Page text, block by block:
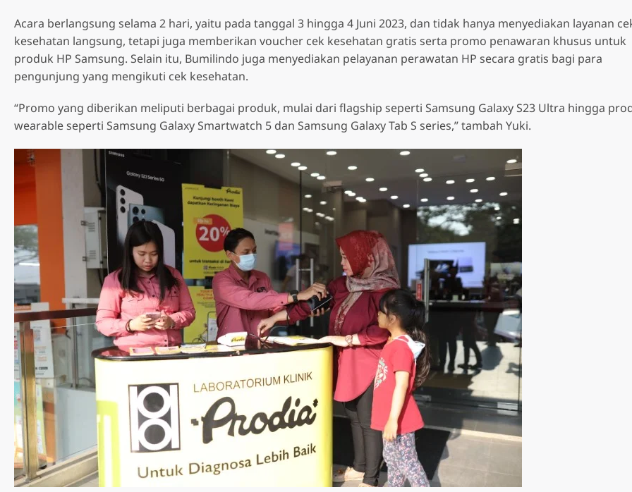
Samsung Galaxy S25 FE
Acara berlangsung selama 2 hari, yaitu pada tanggal 3 hingga 4 Juni 2023, dan tidak hanya menyediakan layanan
kesehatan langsung, tetapi juga memberikan voucher cek kesehatan gratis serta promo penawaran khusus untuk
produk HP Samsung. Selain itu, Bumilindo juga menyediakan pelayanan perawatan HP secara gratis bagi para
pengunjung yang mengikuti cek kesehatan.
“Promo yang diberikan meliputi berbagai produk, mulai dari flagship seperti Samsung Galaxy S23 Ultra hingga
wearable seperti Samsung Galaxy Smartwatch 5 dan Samsung Galaxy Tab S series,” tambah Yuki.